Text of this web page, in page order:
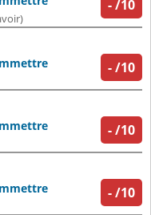
-/10
-/10
-/10
-/10